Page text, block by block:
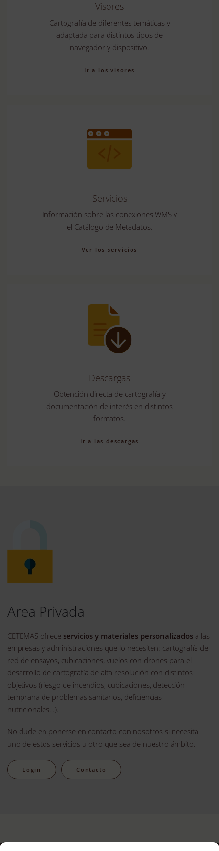
Visores
Cartografía de diferentes temáticas y
adaptada para distintos tipos de
navegador y dispositivo.
Ir a los visores
Servicios
Información sobre las conexiones WMS y
el Catálogo de Metadatos.
Ver los servicios
Descargas
Obtención directa de cartografía y
documentación de interés en distintos
formatos.
Ir a las descargas
Area Privada
CETEMAS ofrece servicios y materiales personalizados a las
empresas y administraciones que lo necesiten: cartografía de
red de ensayos, cubicaciones, vuelos con drones para el
desarrollo de cartografía de alta resolución con distintos
objetivos (riesgo de incendios, cubicaciones, detección
temprana de problemas sanitarios, deficiencias
nutricionales…).
No dude en ponerse en contacto con nosotros si necesita
uno de estos servicios u otro que sea de nuestro ámbito.
Login Contacto